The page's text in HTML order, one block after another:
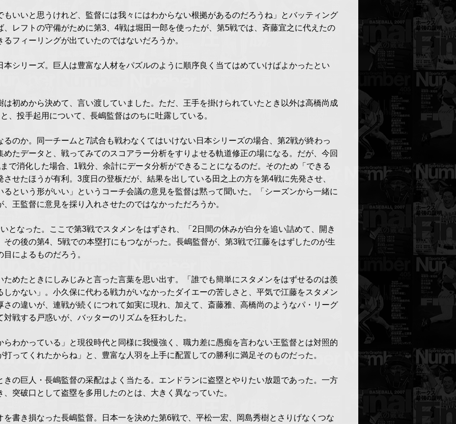
もいいと思うけれど、監督には我々にはわからない根拠があるのだろうね」とバッティング
、レフトの守備がために第3、4戦は堀田一郎を使ったが、第5戦では、斉藤宜之に代えたの
フィーリングが出ていたのではないだろうか。
シリーズ。巨人は豊富な人材をパズルのように順序良く当てはめていけばよかったとい
は初めから決めて、言い渡していました。ただ、王手を掛けられていたとき以外は高橋尚成
、投手起用について、長嶋監督はのちに吐露している。
のか。同一チームと7試合も戦わなくてはいけない日本シリーズの場合、第2戦が終わっ
たデータと、戦ってみてのスコアラー分析をすりよせる軌道修正の場になる。だが、今回
で消化した場合、1戦分、余計にデータ分析ができることになるのだ。そのため「できる
せたほうが有利。3度日の登板だが、結果を出している田之上の方を第4戦に先発させ、
という形がいい」というコーチ会議の意見を監督は黙って聞いた。「シーズンから一緒に
王監督に意見を採り入れさせたのではなかっただろうか。
となった。ここで第3戦でスタメンをはずされ、「2日間の休みが白分を追い詰めて、開き
の後の第4、5戦での本塁打にもつながった。長嶋監督が、第3戦で江藤をはずしたのが生
によるものだろう。
めたときにしみじみと言った言葉を思い出す。「誰でも簡単にスタメンをはずせるのは羨
かない」。小久保に代わる戦力がいなかったダイエーの苦しさと、平気で江藤をスタメン
さの違いが、連戦が続くにつれて如実に現れ、加えて、斎藤雅、高橋尚のようなパ・リーグ
戦する戸惑いが、バッターのリズムを狂わした。
わかっている」と現役時代と同様に我慢強く、職力差に愚痴を言わない王監督とは対照的
ってくれたからね」と、豊富な人羽を上手に配置しての勝利に満足そのものだった。
きの巨人・長嶋監督の采配はよく当たる。エンドランに盗塁とやりたい放題であった。一方
突破口として盗塁を多用したのとは、大きく異なっていた。
書き損なった長嶋監督。日本一を決めた第6戦で、平松一宏、岡島秀樹とさりげなくつな